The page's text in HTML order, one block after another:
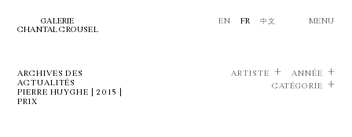
GALERIE
CHANTAL CROUSEL
EN FR 中文 MENU
ARCHIVES DES
ACTUALITÉS
PIERRE HUYGHE | 2015 |
PRIX
ARTISTE
ANNÉE
CATÉGORIE